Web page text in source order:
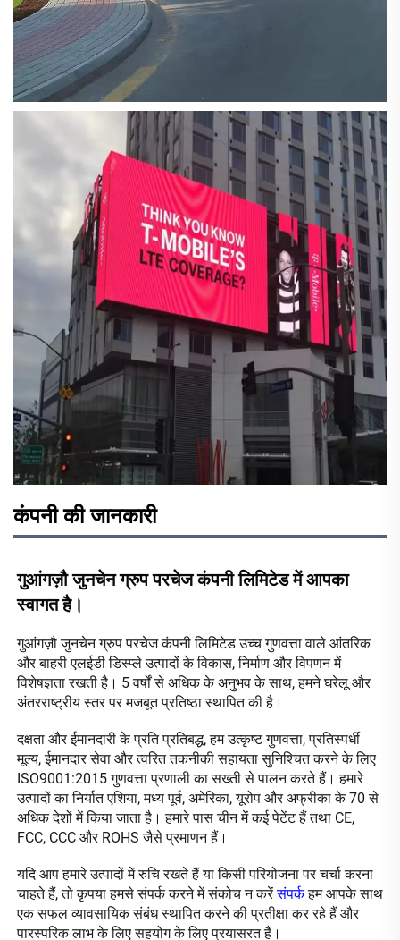
कंपनी की जानकारी
गुआंगज़ौ जुनचेन ग्रुप परचेज कंपनी लिमिटेड में आपका
स्वागत है।
गुआंगज़ौ जुनचेन ग्रुप परचेज कंपनी लिमिटेड उच्च गुणवत्ता वाले आंतरिक
और बाहरी एलईडी डिस्प्ले उत्पादों के विकास, निर्माण और विपणन में
विशेषज्ञता रखती है। 5 वर्षों से अधिक के अनुभव के साथ, हमने घरेलू और
अंतरराष्ट्रीय स्तर पर मजबूत प्रतिष्ठा स्थापित की है।
दक्षता और ईमानदारी के प्रति प्रतिबद्ध, हम उत्कृष्ट गुणवत्ता, प्रतिस्पर्धी
मूल्य, ईमानदार सेवा और त्वरित तकनीकी सहायता सुनिश्चित करने के लिए
ISO9001:2015 गुणवत्ता प्रणाली का सख्ती से पालन करते हैं। हमारे
उत्पादों का निर्यात एशिया, मध्य पूर्व, अमेरिका, यूरोप और अफ्रीका के 70 से
अधिक देशों में किया जाता है। हमारे पास चीन में कई पेटेंट हैं तथा CE,
FCC, CCC और ROHS जैसे प्रमाणन हैं।
यदि आप हमारे उत्पादों में रुचि रखते हैं या किसी परियोजना पर चर्चा करना
चाहते हैं, तो कृपया हमसे संपर्क करने में संकोच न करें संपर्क हम आपके साथ
एक सफल व्यावसायिक संबंध स्थापित करने की प्रतीक्षा कर रहे हैं और
पारस्परिक लाभ के लिए सहयोग के लिए प्रयासरत हैं।